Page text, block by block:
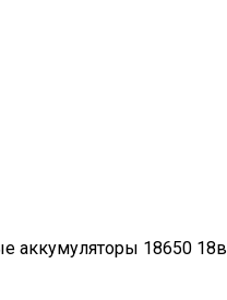
аккумуляторы 18650 18в